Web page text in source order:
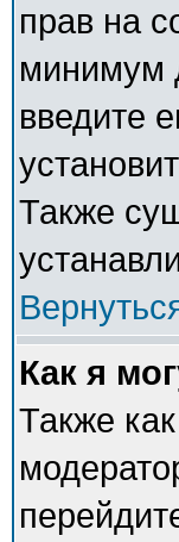
прав на
минимум
введите
Также
Как я
Также